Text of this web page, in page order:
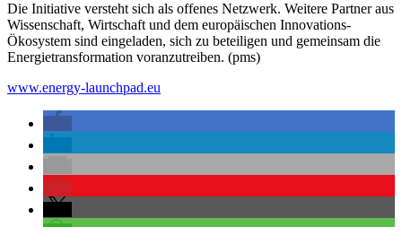
Die Initiative versteht sich als offenes Netzwerk. Weitere Partner aus
Wissenschaft, Wirtschaft und dem europäischen Innovations-
Ökosystem sind eingeladen, sich zu beteiligen und gemeinsam die
Energietransformation voranzutreiben. (pms)
www.energy-launchpad.eu